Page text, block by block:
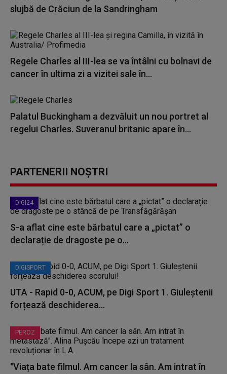
slujbă de Crăciun de la Sandringham
Regele Charles al III-lea se va întâlni cu bolnavi de
cancer în ultima zi a vizitei sale în...
Palatul Buckingham a dezvăluit un nou portret al
regelui Charles. Suveranul britanic apare în...
PARTENERII NOȘTRI
DIGI24
S-a aflat cine este bărbatul care a „pictat” o
declarație de dragoste pe o...
DIGISPORT
UTA - Rapid 0-0, ACUM, pe Digi Sport 1. Giuleștenii
forțează deschiderea...
PEROZ
"Viața bate filmul. Am cancer la sân. Am intrat în